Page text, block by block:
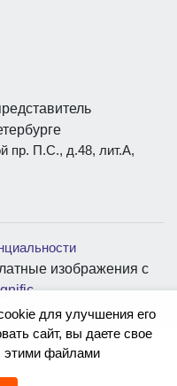
пр. П.С., д.48, лит.А,
изображения с
для улучшения его
сайт, вы даете свое
этими файлами